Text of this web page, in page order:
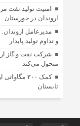
امنیت تولید نفت
اروندان در خوزستان
مدیرعامل
و تداوم تولید پایدار
شرکت نفت و گاز
متحول می‌کند
کمک ۳۰۰
تابستان